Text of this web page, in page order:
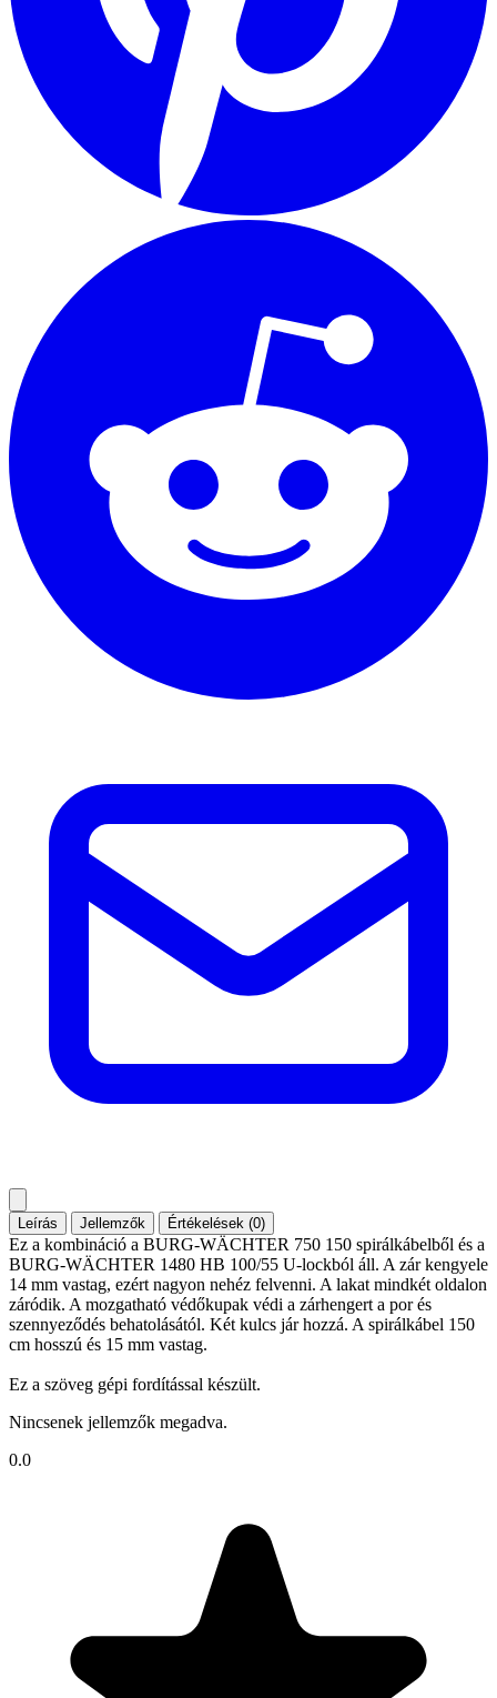
Leírás Jellemzők Értékelések (0)
Ez a kombináció a BURG-WÄCHTER 750 150 spirálkábelből és a
BURG-WÄCHTER 1480 HB 100/55 U-lockból áll. A zár kengyele
14 mm vastag, ezért nagyon nehéz felvenni. A lakat mindkét oldalon
záródik. A mozgatható védőkupak védi a zárhengert a por és
szennyeződés behatolásától. Két kulcs jár hozzá. A spirálkábel 150
cm hosszú és 15 mm vastag.
Ez a szöveg gépi fordítással készült.
Nincsenek jellemzők megadva.
0.0